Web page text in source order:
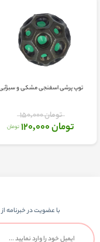
توپ پرشی اسفنجی مشکی و
تومان 150,000
تومان 120,000 تومان
با عضویت در خبرنامه